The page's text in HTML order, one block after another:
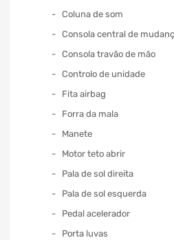
Coluna de som
Consola central de
Consola travão de mão
Controlo de unidade
Fita airbag
Forra da mala
Manete
Motor teto abrir
Pala de sol direita
Pala de sol esquerda
Pedal acelerador
Porta luvas